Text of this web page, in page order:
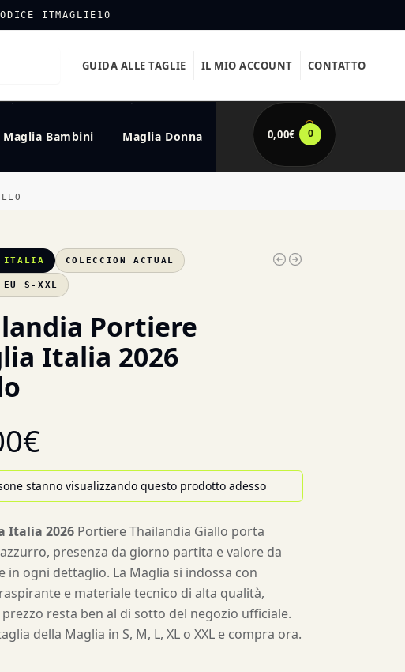
ITMAGLIE10
GUIDA ALLE TAGLIE IL MIO ACCOUNT CONTATTO
Maglia Bambini Maglia Donna 0,00€ 0
ITALIA COLECCION ACTUAL
S-XXL
Portiere
Italia 2026
€
stanno visualizzando questo prodotto adesso
Italia 2026 Portiere Thailandia Giallo porta
presenza da giorno partita e valore da
in ogni dettaglio. La Maglia si indossa con
e materiale tecnico di alta qualità,
resta ben al di sotto del negozio ufficiale.
della Maglia in S, M, L, XL o XXL e compra ora.